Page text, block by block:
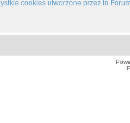
cookies utworzone przez to